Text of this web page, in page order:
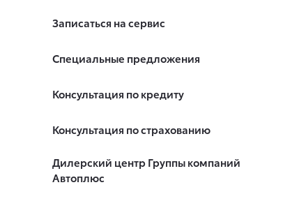
Записаться на сервис
Специальные предложения
Консультация по кредиту
Консультация по страхованию
Дилерский центр Группы компаний
Автоплюс